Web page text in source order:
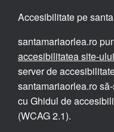
Accesibilitate pe
santamariaorlea.ro
accesibilitatea site-
server de
santamariaorlea.ro
cu Ghidul de
(WCAG 2.1).